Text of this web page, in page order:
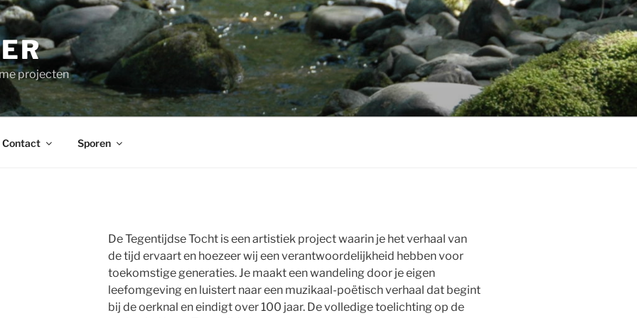
projecten
Contact Sporen
De Tegentijdse Tocht is een artistiek project waarin je het verhaal van
de tijd ervaart en hoezeer wij een verantwoordelijkheid hebben voor
toekomstige generaties. Je maakt een wandeling door je eigen
leefomgeving en luistert naar een muzikaal-poëtisch verhaal dat begint
bij de oerknal en eindigt over 100 jaar. De volledige toelichting op de